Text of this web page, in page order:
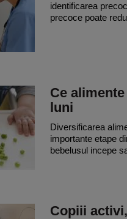
identificarea
precoce poate
Ce
luni
Diversificarea
importante etape
bebelusul incepe
Copiii